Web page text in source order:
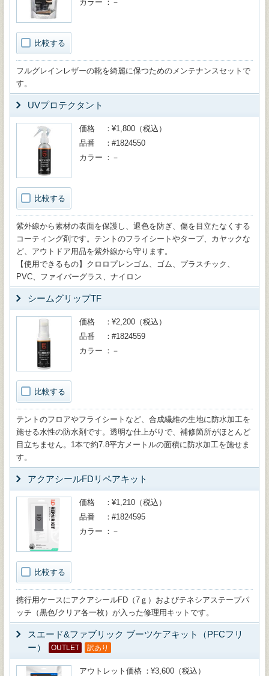
比較する
カラー －
フルグレインレザーの靴を綺麗に保つためのメンテナンスセットで
す。
UVプロテクタント
比較する
価格
¥1,800（税込）
品番
#1824550
カラー
－
紫外線から素材の表面を保護し、退色を防ぎ、傷を目立たなくする
コーティング剤です。テントのフライシートやタープ、カヤックな
ど、アウトドア用品を紫外線から守ります。
【使用できるもの】クロロプレンゴム、ゴム、プラスチック、
PVC、ファイバーグラス、ナイロン
シームグリップTF
比較する
価格
¥2,200（税込）
品番
#1824559
カラー
－
テントのフロアやフライシートなど、合成繊維の生地に防水加工を
施せる水性の防水剤です。透明な仕上がりで、補修箇所がほとんど
目立ちません。1本で約7.8平方メートルの面積に防水加工を施せま
す。
アクアシールFDリペアキット
比較する
価格
¥1,210（税込）
品番
#1824595
カラー
－
携行用ケースにアクアシールFD（7ｇ）およびテネシアステープパ
ッチ（黒色/クリア各一枚）が入った修理用キットです。
スエード&ファブリック ブーツケアキット（PFCフリ
ー）
OUTLET 訳あり
アウトレット価格
¥3,600（税込）